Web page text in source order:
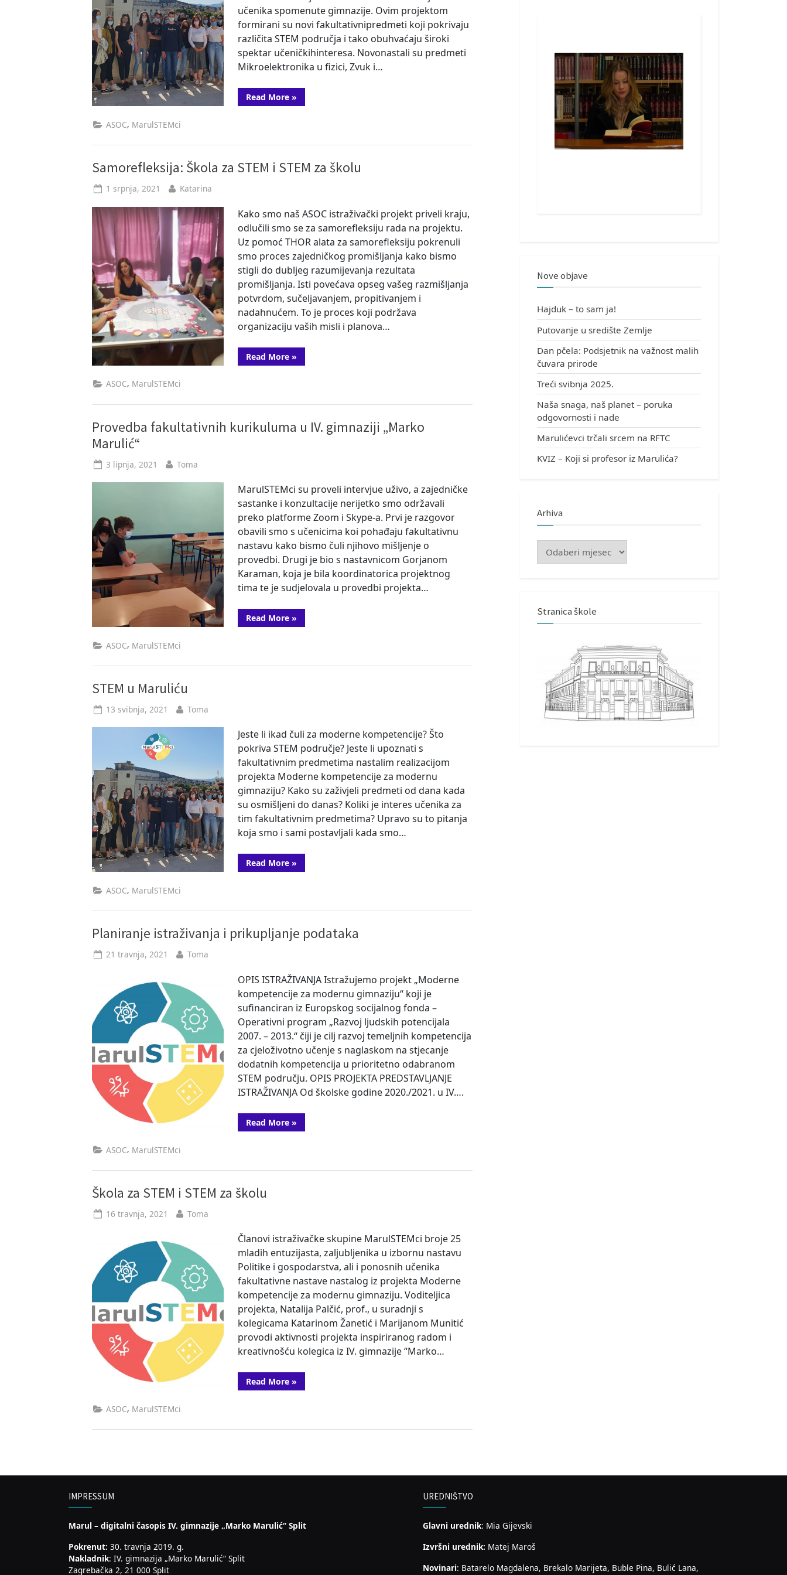
učenika spomenute gimnazije. Ovim projektom
formirani su novi fakultativnipredmeti koji pokrivaju
različita STEM područja i tako obuhvaćaju široki
spektar učeničkihinteresa. Novonastali su predmeti
Mikroelektronika u fizici, Zvuk i…
Read More“Predstavljačka
strategija”
»
ASOC, MarulSTEMci
Samorefleksija: Škola za STEM i STEM za školu
Posted
1 srpnja, 2021 By
Katarina
Kako smo naš ASOC istraživački projekt priveli kraju,
odlučili smo se za samorefleksiju rada na projektu.
Uz pomoć THOR alata za samorefleksiju pokrenuli
smo proces zajedničkog promišljanja kako bismo
stigli do dubljeg razumijevanja rezultata
promišljanja. Isti povećava opseg vašeg razmišljanja
potvrdom, sučeljavanjem, propitivanjem i
nadahnućem. To je proces koji podržava
organizaciju vaših misli i planova…
Read More“Samorefleksija:
Škola
za
»
ASOC, MarulSTEMci
Provedba fakultativnih kurikuluma u IV. gimnaziji „Marko
Marulić“
Posted
3 lipnja, 2021 By
Toma
MarulSTEMci su proveli intervjue uživo, a zajedničke
sastanke i konzultacije nerijetko smo održavali
preko platforme Zoom i Skype-a. Prvi je razgovor
obavili smo s učenicima koi pohađaju fakultativnu
nastavu kako bismo čuli njihovo mišljenje o
provedbi. Drugi je bio s nastavnicom Gorjanom
Karaman, koja je bila koordinatorica projektnog
tima te je sudjelovala u provedbi projekta…
Read More“Provedba
fakultativnih
„Marko
»
ASOC, MarulSTEMci
STEM u Maruliću
Posted
13 svibnja, 2021 By
Toma
Jeste li ikad čuli za moderne kompetencije? Što
pokriva STEM područje? Jeste li upoznati s
fakultativnim predmetima nastalim realizacijom
projekta Moderne kompetencije za modernu
gimnaziju? Kako su zaživjeli predmeti od dana kada
su osmišljeni do danas? Koliki je interes učenika za
tim fakultativnim predmetima? Upravo su to pitanja
koja smo i sami postavljali kada smo…
Read More“STEM
u
»
ASOC, MarulSTEMci
Planiranje istraživanja i prikupljanje podataka
Posted
21 travnja, 2021 By
Toma
OPIS ISTRAŽIVANJA Istražujemo projekt „Moderne
kompetencije za modernu gimnaziju“ koji je
sufinanciran iz Europskog socijalnog fonda –
Operativni program „Razvoj ljudskih potencijala
2007. – 2013.“ čiji je cilj razvoj temeljnih kompetencija
za cjeloživotno učenje s naglaskom na stjecanje
dodatnih kompetencija u prioritetno odabranom
STEM području. OPIS PROJEKTA PREDSTAVLJANJE
ISTRAŽIVANJA Od školske godine 2020./2021. u IV….
Read More“Planiranje
istraživanja
»
ASOC, MarulSTEMci
Škola za STEM i STEM za školu
Posted
16 travnja, 2021 By
Toma
Članovi istraživačke skupine MarulSTEMci broje 25
mladih entuzijasta, zaljubljenika u izbornu nastavu
Politike i gospodarstva, ali i ponosnih učenika
fakultativne nastave nastalog iz projekta Moderne
kompetencije za modernu gimnaziju. Voditeljica
projekta, Natalija Palčić, prof., u suradnji s
kolegicama Katarinom Žanetić i Marijanom Munitić
provodi aktivnosti projekta inspiriranog radom i
kreativnošću kolegica iz IV. gimnazije “Marko…
Read More“Škola
za
školu”
»
ASOC, MarulSTEMci
Nove objave
Hajduk – to sam ja!
Putovanje u središte Zemlje
Dan pčela: Podsjetnik na važnost malih
čuvara prirode
Treći svibnja 2025.
Naša snaga, naš planet – poruka
odgovornosti i nade
Marulićevci trčali srcem na RFTC
KVIZ – Koji si profesor iz Marulića?
Arhiva
Stranica škole
IMPRESSUM
Marul – digitalni časopis IV. gimnazije „Marko Marulić“ Split
Pokrenut: 30. travnja 2019. g.
Nakladnik: IV. gimnazija „Marko Marulić“ Split
Zagrebačka 2, 21 000 Split
UREDNIŠTVO
Glavni urednik: Mia Gijevski
Izvršni urednik: Matej Maroš
Novinari: Batarelo Magdalena, Brekalo Marijeta, Buble Pina, Bulić Lana,